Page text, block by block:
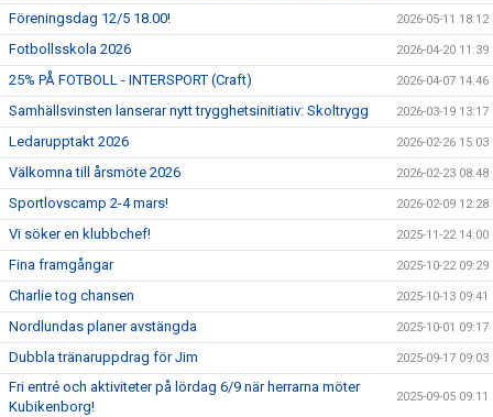
Föreningsdag 12/5 18.00! 2026-05-11 18:12
Fotbollsskola 2026 2026-04-20 11:39
25% PÅ FOTBOLL - INTERSPORT (Craft) 2026-04-07 14:46
Samhällsvinsten lanserar nytt trygghetsinitiativ: Skoltrygg 2026-03-19 13:17
Ledarupptakt 2026 2026-02-26 15:03
Välkomna till årsmöte 2026 2026-02-23 08:48
Sportlovscamp 2-4 mars! 2026-02-09 12:28
Vi söker en klubbchef! 2025-11-22 14:00
Fina framgångar 2025-10-22 09:29
Charlie tog chansen 2025-10-13 09:41
Nordlundas planer avstängda 2025-10-01 09:17
Dubbla tränaruppdrag för Jim 2025-09-17 09:03
Fri entré och aktiviteter på lördag 6/9 när herrarna möter
Kubikenborg!
2025-09-05 09:11